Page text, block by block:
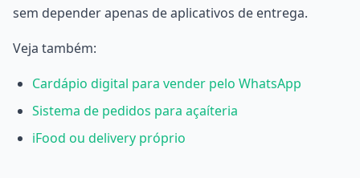
sem depender apenas de aplicativos de entrega.
Veja também:
Cardápio digital para vender pelo WhatsApp
Sistema de pedidos para açaíteria
iFood ou delivery próprio